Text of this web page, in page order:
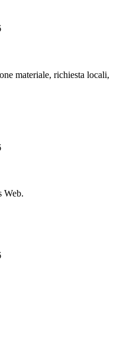
materiale, richiesta locali,
Web.